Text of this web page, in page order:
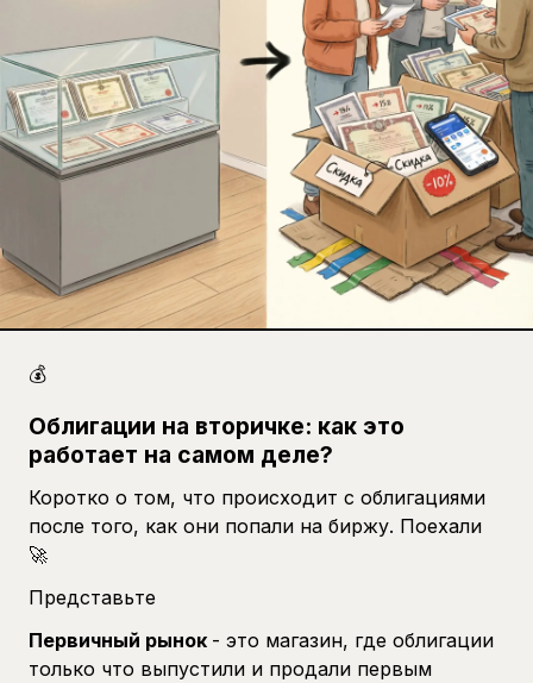
💰
Облигации на вторичке: как это
работает на самом деле?
Коротко о том, что происходит с облигациями
после того, как они попали на биржу. Поехали
🚀
Представьте
Первичный рынок - это магазин, где облигации
только что выпустили и продали первым